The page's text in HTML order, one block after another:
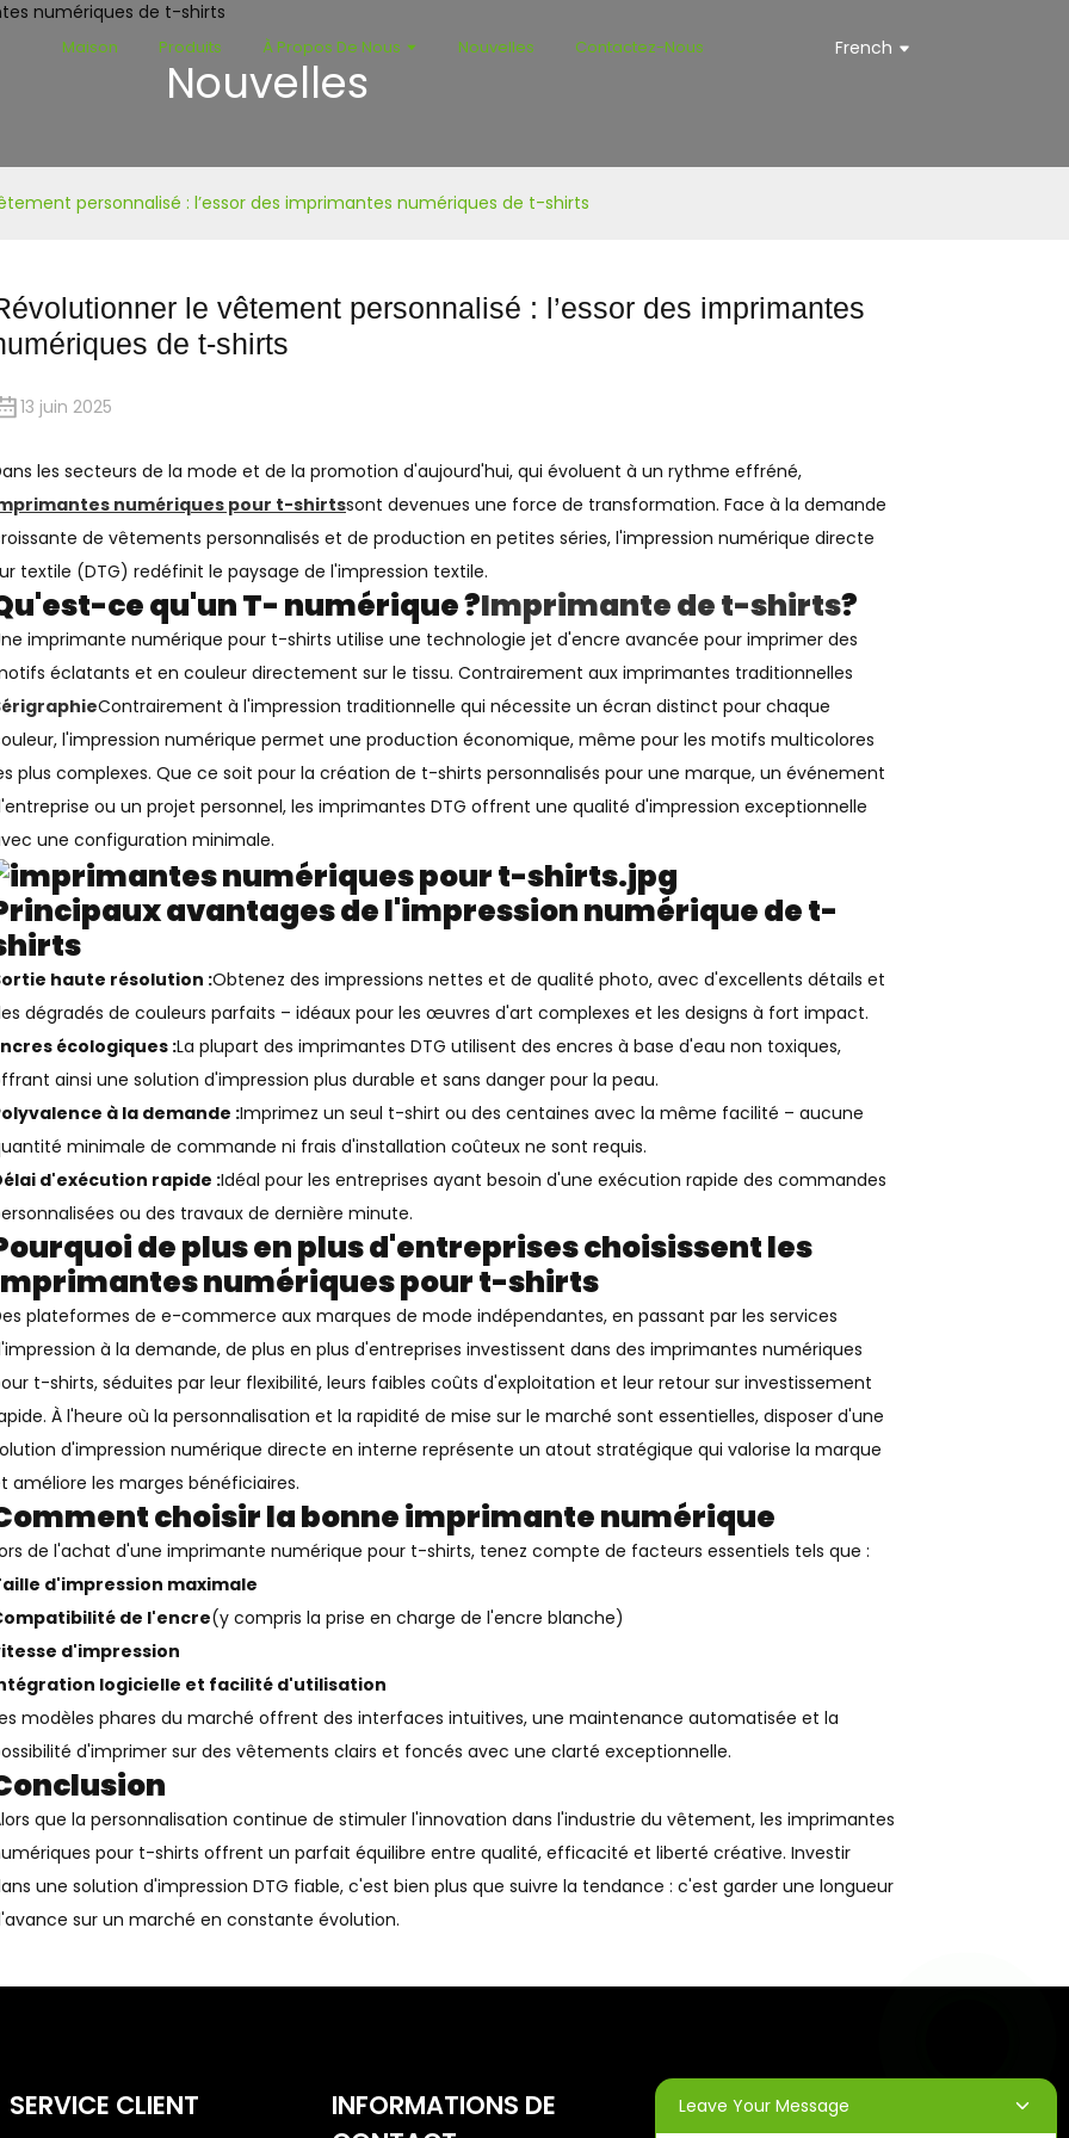
Maison Produits À Propos De Nous Nouvelles Contactez-Nous French
Nouvelles
personnalisé : l’essor des imprimantes numériques de t-shirts
le vêtement personnalisé : l’essor des imprimantes
de t-shirts
13 juin 2025
les secteurs de la mode et de la promotion d'aujourd'hui, qui évoluent à un rythme effréné,
numériques pour t-shirtssont devenues une force de transformation. Face à la demande
de vêtements personnalisés et de production en petites séries, l'impression numérique directe
textile (DTG) redéfinit le paysage de l'impression textile.
ce qu'un T- numérique ?Imprimante de t-shirts?
imprimante numérique pour t-shirts utilise une technologie jet d'encre avancée pour imprimer des
éclatants et en couleur directement sur le tissu. Contrairement aux imprimantes traditionnelles
Contrairement à l'impression traditionnelle qui nécessite un écran distinct pour chaque
l'impression numérique permet une production économique, même pour les motifs multicolores
plus complexes. Que ce soit pour la création de t-shirts personnalisés pour une marque, un événement
ou un projet personnel, les imprimantes DTG offrent une qualité d'impression exceptionnelle
une configuration minimale.
avantages de l'impression numérique de t-
haute résolution :Obtenez des impressions nettes et de qualité photo, avec d'excellents détails et
dégradés de couleurs parfaits – idéaux pour les œuvres d'art complexes et les designs à fort impact.
écologiques :La plupart des imprimantes DTG utilisent des encres à base d'eau non toxiques,
ainsi une solution d'impression plus durable et sans danger pour la peau.
à la demande :Imprimez un seul t-shirt ou des centaines avec la même facilité – aucune
minimale de commande ni frais d'installation coûteux ne sont requis.
d'exécution rapide :Idéal pour les entreprises ayant besoin d'une exécution rapide des commandes
ou des travaux de dernière minute.
de plus en plus d'entreprises choisissent les
numériques pour t-shirts
plateformes de e-commerce aux marques de mode indépendantes, en passant par les services
à la demande, de plus en plus d'entreprises investissent dans des imprimantes numériques
t-shirts, séduites par leur flexibilité, leurs faibles coûts d'exploitation et leur retour sur investissement
À l'heure où la personnalisation et la rapidité de mise sur le marché sont essentielles, disposer d'une
d'impression numérique directe en interne représente un atout stratégique qui valorise la marque
améliore les marges bénéficiaires.
choisir la bonne imprimante numérique
de l'achat d'une imprimante numérique pour t-shirts, tenez compte de facteurs essentiels tels que :
d'impression maximale
de l'encre(y compris la prise en charge de l'encre blanche)
d'impression
logicielle et facilité d'utilisation
modèles phares du marché offrent des interfaces intuitives, une maintenance automatisée et la
d'imprimer sur des vêtements clairs et foncés avec une clarté exceptionnelle.
que la personnalisation continue de stimuler l'innovation dans l'industrie du vêtement, les imprimantes
pour t-shirts offrent un parfait équilibre entre qualité, efficacité et liberté créative. Investir
une solution d'impression DTG fiable, c'est bien plus que suivre la tendance : c'est garder une longueur
sur un marché en constante évolution.
SERVICE CLIENT
INFORMATIONS DE
BULLETINS
Leave Your Message